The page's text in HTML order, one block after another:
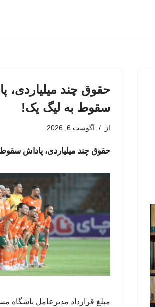
حقوق چند میلیاردی،
سقوط به لیگ یک!
از آگوست 6, 2026
حقوق چند میلیاردی، پاداش
مبلغ قرارداد مدیرعامل باشگاه